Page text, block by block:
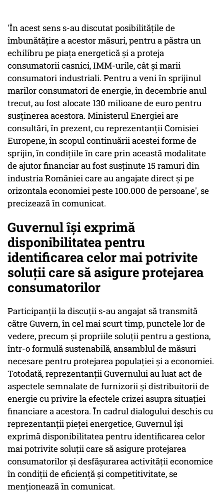
'În acest sens s-au discutat posibilităţile de
îmbunătăţire a acestor măsuri, pentru a păstra un
echilibru pe piaţa energetică şi a proteja
consumatorii casnici, IMM-urile, cât şi marii
consumatori industriali. Pentru a veni în sprijinul
marilor consumatori de energie, în decembrie anul
trecut, au fost alocate 130 milioane de euro pentru
susţinerea acestora. Ministerul Energiei are
consultări, în prezent, cu reprezentanţii Comisiei
Europene, în scopul continuării acestei forme de
sprijin, în condiţiile în care prin această modalitate
de ajutor financiar au fost susţinute 15 ramuri din
industria României care au angajate direct şi pe
orizontala economiei peste 100.000 de persoane', se
precizează în comunicat.
Guvernul îşi exprimă
disponibilitatea pentru
identificarea celor mai potrivite
soluţii care să asigure protejarea
consumatorilor
Participanţii la discuţii s-au angajat să transmită
către Guvern, în cel mai scurt timp, punctele lor de
vedere, precum şi propriile soluţii pentru a gestiona,
într-o formulă sustenabilă, ansamblul de măsuri
necesare pentru protejarea populaţiei şi a economiei.
Totodată, reprezentanţii Guvernului au luat act de
aspectele semnalate de furnizorii şi distribuitorii de
energie cu privire la efectele crizei asupra situaţiei
financiare a acestora. În cadrul dialogului deschis cu
reprezentanţii pieţei energetice, Guvernul îşi
exprimă disponibilitatea pentru identificarea celor
mai potrivite soluţii care să asigure protejarea
consumatorilor şi desfăşurarea activităţii economice
în condiţii de eficienţă şi competitivitate, se
menţionează în comunicat.